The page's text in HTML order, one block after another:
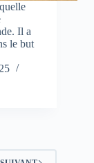
Il a
le but